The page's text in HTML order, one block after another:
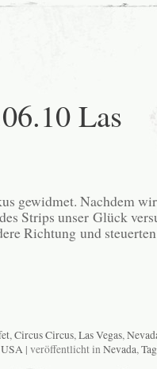
Las
gewidmet. Nachdem
Strips unser Glück
Richtung und
, Circus Circus, Las Vegas,
USA | veröffentlicht in Nevada,